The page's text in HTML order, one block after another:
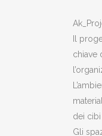
Il
chiave
dei
Gli